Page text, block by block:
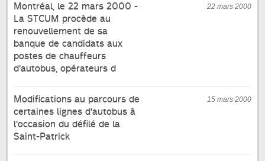
22 mars 2000
Montréal, le 22 mars 2000 -
La STCUM procède au
renouvellement de sa
banque de candidats aux
postes de chauffeurs
d'autobus, opérateurs d
15 mars 2000
Modifications au parcours de
certaines lignes d'autobus à
l'occasion du défilé de la
Saint-Patrick